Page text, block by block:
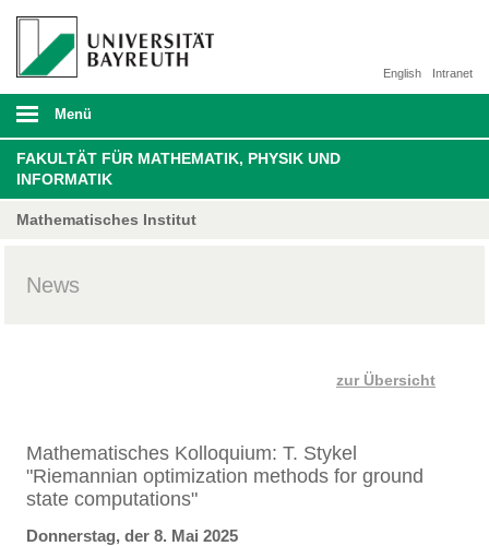
Intranet
English
Menü
FAKULTÄT FÜR MATHEMATIK, PHYSIK UND
INFORMATIK
Mathematisches Institut
News
zur Übersicht
Mathematisches Kolloquium:​ T. Stykel
"Riemannian optimization methods for ground
state computations"
Donnerstag, der 8. Mai 2025